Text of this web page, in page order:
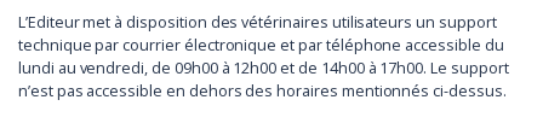
L’Editeur met à disposition des vétérinaires utilisateurs un support
technique par courrier électronique et par téléphone accessible du
lundi au vendredi, de 09h00 à 12h00 et de 14h00 à 17h00. Le support
n’est pas accessible en dehors des horaires mentionnés ci-dessus.